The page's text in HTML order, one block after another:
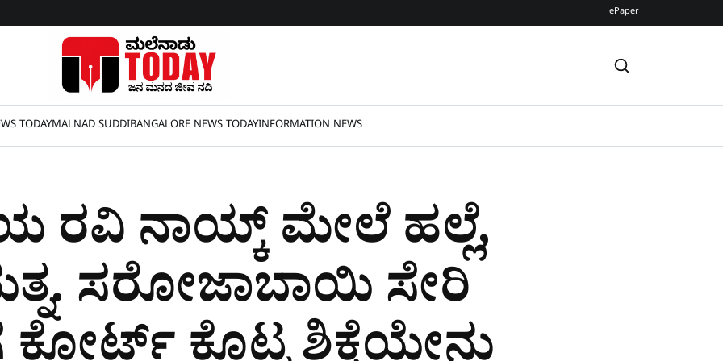
ePaper
TODAYMALNAD SUDDIBANGALORE NEWS TODAYINFORMATION NEWS
ರವಿ ನಾಯ್ಕ್​​ ಮೇಲೆ ಹಲ್ಲೆ,
ಸರೋಜಾಬಾಯಿ ಸೇರಿ